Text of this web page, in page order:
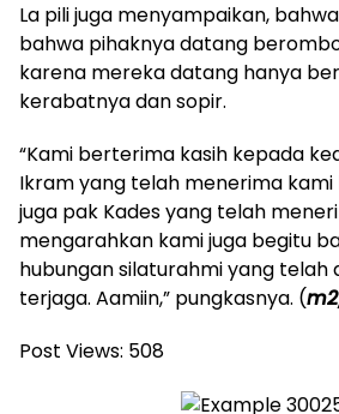
La pili juga menyampaikan,
bahwa pihaknya datang
karena mereka datang hanya
kerabatnya dan sopir.
“Kami berterima kasih kepada
Ikram yang telah menerima kami
juga pak Kades yang telah
mengarahkan kami juga begitu
hubungan silaturahmi yang telah
terjaga. Aamiin,” pungkasnya. (
Post Views: 508